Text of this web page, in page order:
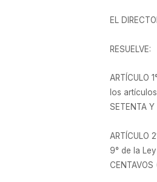
EL
RESUELVE:
ARTÍCULO
los
SETENTA
ARTÍCULO
9° de la Ley
CENTAVOS